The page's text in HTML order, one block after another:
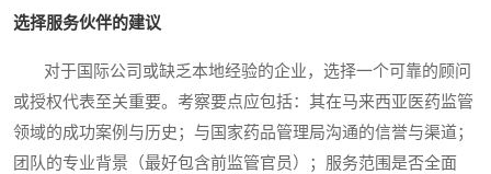
选择服务伙伴的建议
对于国际公司或缺乏本地经验的企业，选择一个可靠的顾问
或授权代表至关重要。考察要点应包括：其在马来西亚医药监管
领域的成功案例与历史；与国家药品管理局沟通的信誉与渠道；
团队的专业背景（最好包含前监管官员）；服务范围是否全面